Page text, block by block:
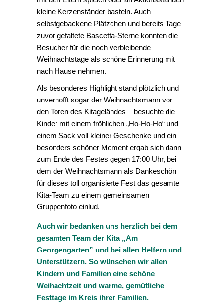
kleine Kerzenständer basteln. Auch
selbstgebackene Plätzchen und bereits Tage
zuvor gefaltete Bascetta-Sterne konnten die
Besucher für die noch verbleibende
Weihnachtstage als schöne Erinnerung mit
nach Hause nehmen.
Als besonderes Highlight stand plötzlich und
unverhofft sogar der Weihnachtsmann vor
den Toren des Kitageländes – besuchte die
Kinder mit einem fröhlichen „Ho-Ho-Ho“ und
einem Sack voll kleiner Geschenke und ein
besonders schöner Moment ergab sich dann
zum Ende des Festes gegen 17:00 Uhr, bei
dem der Weihnachtsmann als Dankeschön
für dieses toll organisierte Fest das gesamte
Kita-Team zu einem gemeinsamen
Gruppenfoto einlud.
Auch wir bedanken uns herzlich bei dem
gesamten Team der Kita „Am
Georgengarten” und bei allen Helfern und
Unterstützern. So wünschen wir allen
Kindern und Familien eine schöne
Weihachtzeit und warme, gemütliche
Festtage im Kreis ihrer Familien.